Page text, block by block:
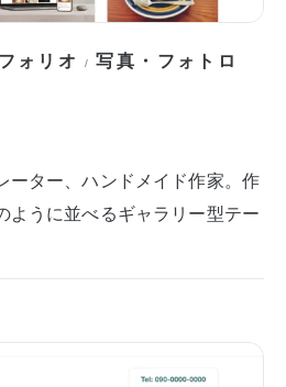
ォリオ /写真・フォトロ
ーター、ハンドメイド作家。作
ように並べるギャラリー型テー